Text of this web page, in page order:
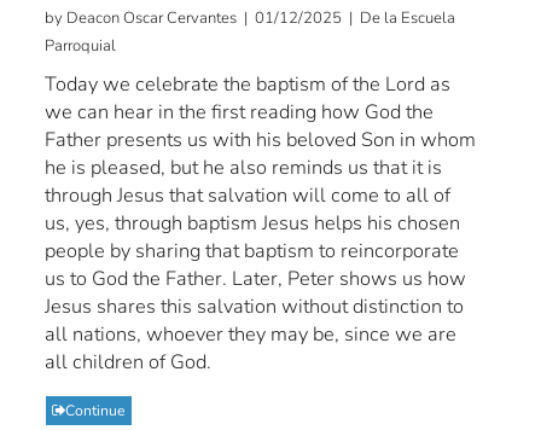
by Deacon Oscar Cervantes | 01/12/2025 | De la Escuela
Parroquial
Today we celebrate the baptism of the Lord as
we can hear in the first reading how God the
Father presents us with his beloved Son in whom
he is pleased, but he also reminds us that it is
through Jesus that salvation will come to all of
us, yes, through baptism Jesus helps his chosen
people by sharing that baptism to reincorporate
us to God the Father. Later, Peter shows us how
Jesus shares this salvation without distinction to
all nations, whoever they may be, since we are
all children of God.
Continue